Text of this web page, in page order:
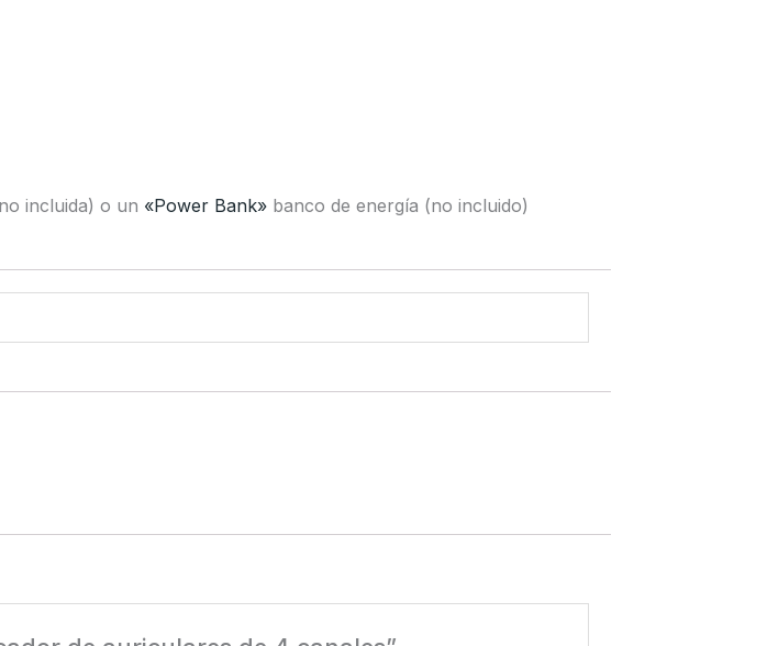
incluida) o un «Power Bank» banco de energía (no incluido)